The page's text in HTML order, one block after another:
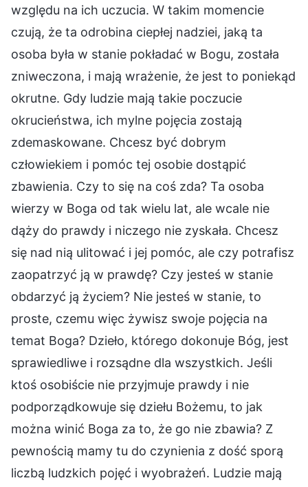
względu na ich uczucia. W takim momencie
czują, że ta odrobina ciepłej nadziei, jaką ta
osoba była w stanie pokładać w Bogu, została
zniweczona, i mają wrażenie, że jest to poniekąd
okrutne. Gdy ludzie mają takie poczucie
okrucieństwa, ich mylne pojęcia zostają
zdemaskowane. Chcesz być dobrym
człowiekiem i pomóc tej osobie dostąpić
zbawienia. Czy to się na coś zda? Ta osoba
wierzy w Boga od tak wielu lat, ale wcale nie
dąży do prawdy i niczego nie zyskała. Chcesz
się nad nią ulitować i jej pomóc, ale czy potrafisz
zaopatrzyć ją w prawdę? Czy jesteś w stanie
obdarzyć ją życiem? Nie jesteś w stanie, to
proste, czemu więc żywisz swoje pojęcia na
temat Boga? Dzieło, którego dokonuje Bóg, jest
sprawiedliwe i rozsądne dla wszystkich. Jeśli
ktoś osobiście nie przyjmuje prawdy i nie
podporządkowuje się dziełu Bożemu, to jak
można winić Boga za to, że go nie zbawia? Z
pewnością mamy tu do czynienia z dość sporą
liczbą ludzkich pojęć i wyobrażeń. Ludzie mają